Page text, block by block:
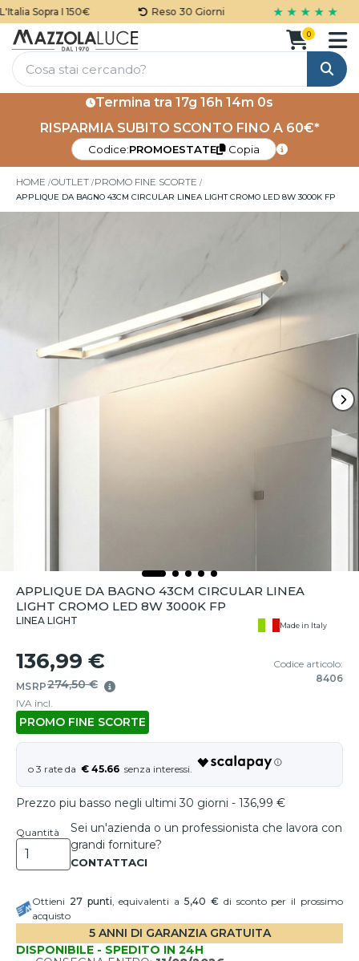
Sopra I 150€ Reso 30 Giorni ★ ★ ★ ★ ★
Cerca
0
Termina tra 17g 16h 14m 0s
RISPARMIA SUBITO SCONTO FINO A 60€*
Codice:PROMOESTATE Copia
HOME OUTLET PROMO FINE SCORTE
APPLIQUE DA BAGNO 43CM CIRCULAR LINEA LIGHT CROMO LED 8W 3000K FP
APPLIQUE DA BAGNO 43CM CIRCULAR LINEA
LIGHT CROMO LED 8W 3000K FP
LINEA LIGHT Made in Italy
136,99 €
MSRP274,50 €
IVA incl.
PROMO FINE SCORTE
Codice articolo:
8406
€ 45.66
Prezzo piu basso negli ultimi 30 giorni - 136,99 €
Quantità
Sei un'azienda o un professionista che lavora con
grandi forniture?
Ottieni 27punti, equivalenti a5,40 €di sconto per il prossimo
acquisto
5 ANNI DI GARANZIA GRATUITA
DISPONIBILE - SPEDITO IN 24H